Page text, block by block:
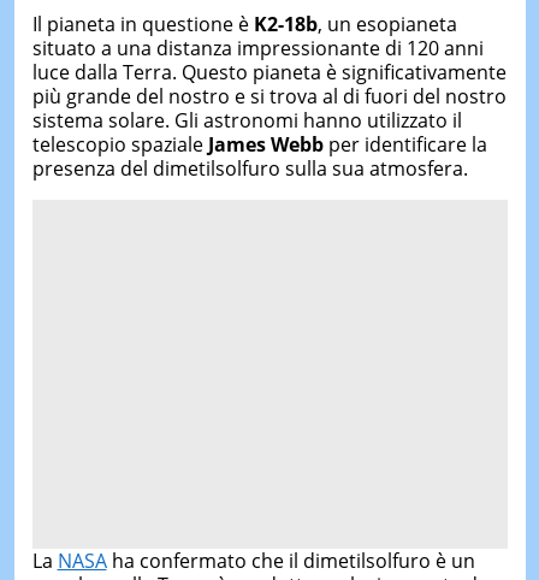
Il pianeta in questione è K2-18b, un esopianeta
situato a una distanza impressionante di 120 anni
luce dalla Terra. Questo pianeta è significativamente
più grande del nostro e si trova al di fuori del nostro
sistema solare. Gli astronomi hanno utilizzato il
telescopio spaziale James Webbper identificare la
presenza del dimetilsolfuro sulla sua atmosfera.
La NASAha confermato che il dimetilsolfuro è un